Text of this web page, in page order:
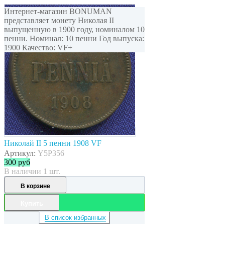
Интернет-магазин BONUMAN
представляет монету Николая II
выпущенную в 1900 году, номиналом 10
пенни. Номинал: 10 пенни Год выпуска:
1900 Качество: VF+
Николай II 5 пенни 1908 VF
Артикул: Y5P356
300 руб
В наличии 1 шт.
В корзине
В список избранных